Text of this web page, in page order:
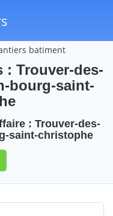
batiment
: Trouver-des-
bourg-saint-
: Trouver-des-
saint-christophe